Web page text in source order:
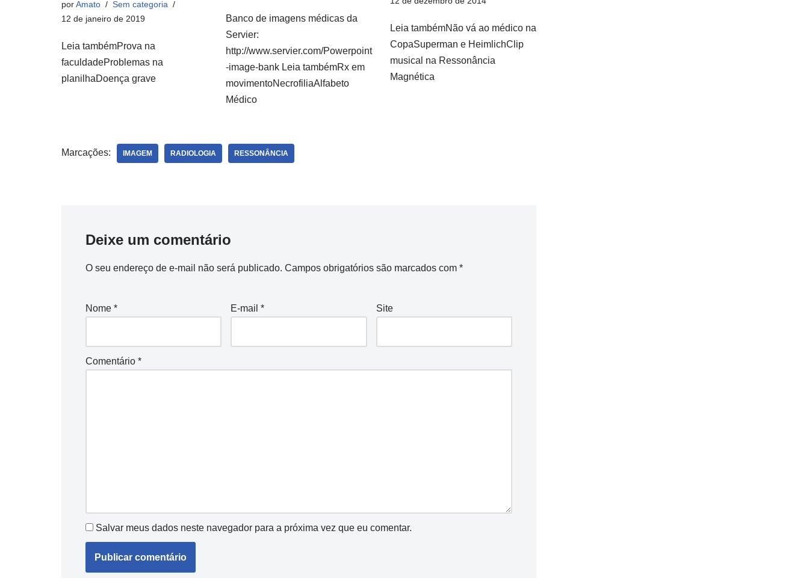
porAmato
Sem categoria
12 de janeiro de 2019
Leia tambémProva na
faculdadeProblemas na
planilhaDoença grave
Banco de imagens médicas da
Servier:
http://www.servier.com/Powerpoint
-image-bank Leia tambémRx em
movimentoNecrofiliaAlfabeto
Médico
Leia tambémNão vá ao médico na
CopaSuperman e HeimlichClip
musical na Ressonância
Magnética
Marcações: IMAGEM RADIOLOGIA RESSONÂNCIA
Deixe um comentário
O seu endereço de e-mail não será publicado. Campos obrigatórios são marcados com *
Nome * E-mail* Site
Comentário *
Salvar meus dados neste navegador para a próxima vez que eu comentar.